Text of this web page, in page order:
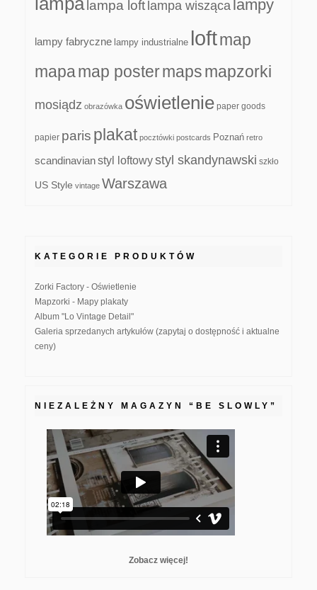
lampa loft lampa wisząca lampy
lampy fabryczne lampy industrialne loftmap
mapamap postermapsmapzorki
mosiądz obrazówka oświetlenie paper goods
papier paris plakat pocztówki postcards Poznań retro
scandinavianstyl loftowystyl skandynawski szkło
US Style vintage Warszawa
KATEGORIE PRODUKTÓW
Zorki Factory - Oświetlenie
Mapzorki - Mapy plakaty
Album "Lo Vintage Detail"
Galeria sprzedanych artykułów (zapytaj o dostępność i aktualne
ceny)
NIEZALEŻNY MAGAZYN “BE SLOWLY”
Zobacz więcej!